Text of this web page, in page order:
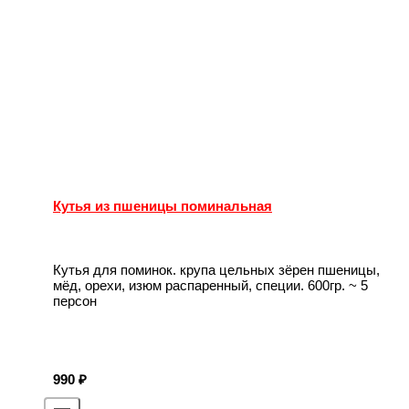
Кутья из пшеницы поминальная
Кутья для поминок. крупа цельных зёрен пшеницы,
мёд, орехи, изюм распаренный, специи. 600гр. ~ 5
персон
990